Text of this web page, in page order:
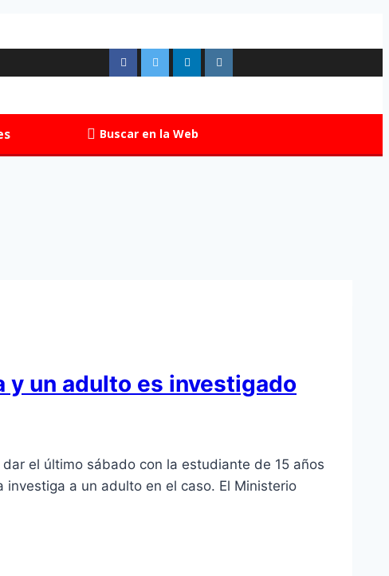
Buscar en la Web
y un adulto es investigado
el último sábado con la estudiante de 15 años
a un adulto en el caso. El Ministerio